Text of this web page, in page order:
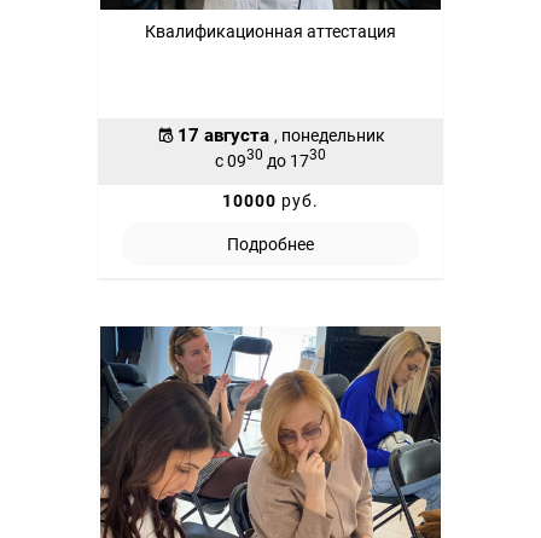
Квалификационная аттестация
17 августа , понедельник
с 0930 до 1730
10000 руб.
Подробнее